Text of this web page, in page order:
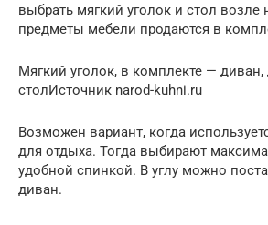
выбрать мягкий уголок и стол возле
предметы мебели продаются в
Мягкий уголок, в комплекте — диван,
столИсточник narod-kuhni.ru
Возможен вариант, когда
для отдыха. Тогда выбирают
удобной спинкой. В углу можно
диван.